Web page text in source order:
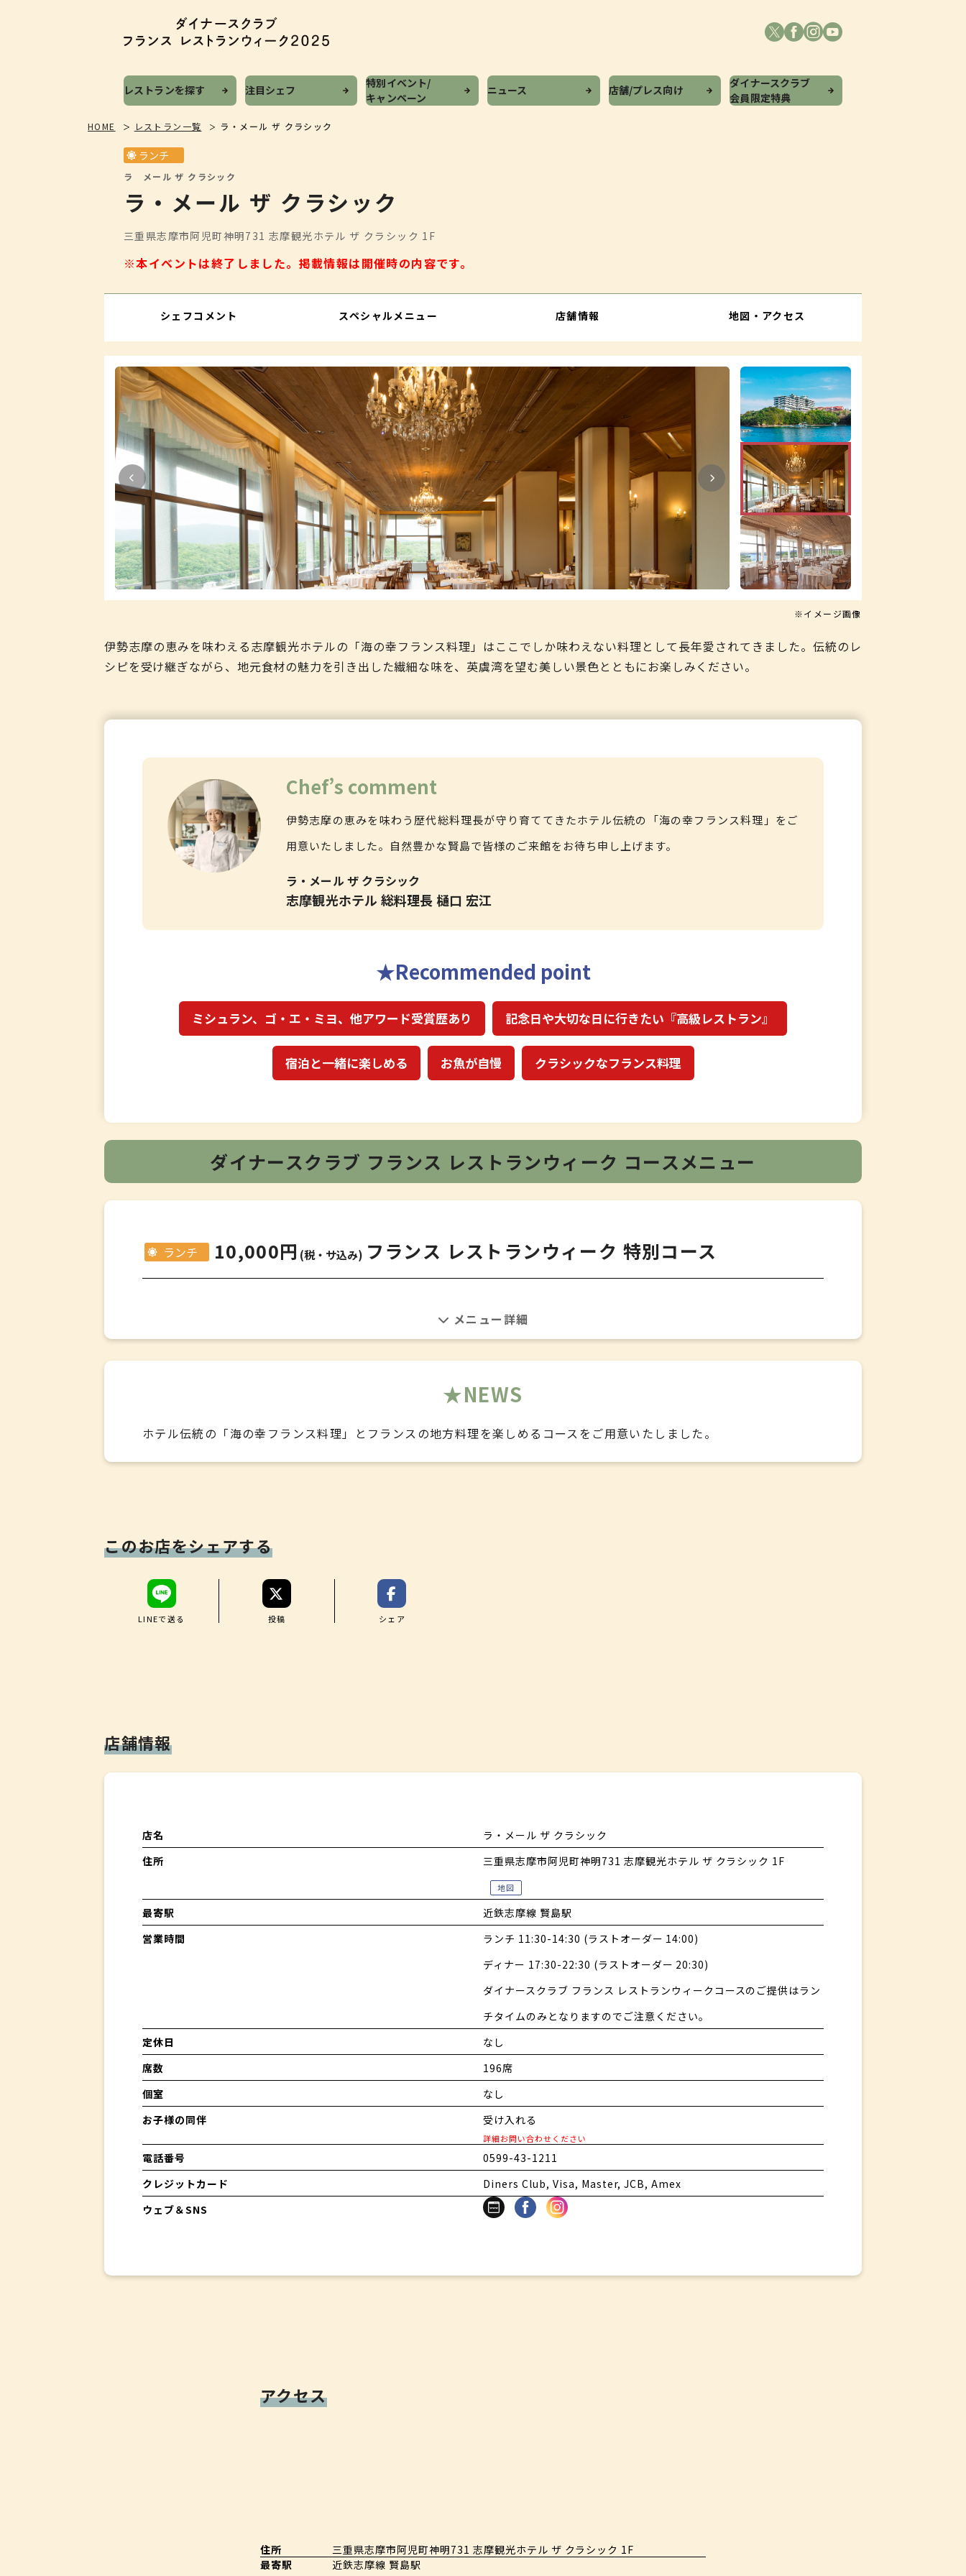
レストランを探す 注目シェフ
特別イベント/
キャンペーン
ニュース 店舗/プレス向け
ダイナースクラブ
会員限定特典
HOME レストラン一覧 ラ・メール ザ クラシック
ラ・メール ザ クラシック
ラ メール ザ クラシック
三重県志摩市阿児町神明731 志摩観光ホテル ザ クラシック 1F
※本イベントは終了しました。 掲載情報は開催時の内容です。
ランチ
シェフコメント スペシャルメニュー 店舗情報 地図・アクセス
※イメージ画像
伊勢志摩の恵みを味わえる志摩観光ホテルの「海の幸フランス料理」はここでしか味わえない料理として長年愛されてきました。伝統のレ
シピを受け継ぎながら、地元食材の魅力を引き出した繊細な味を、英虞湾を望む美しい景色とともにお楽しみください。
Chef’s comment
伊勢志摩の恵みを味わう歴代総料理長が守り育ててきたホテル伝統の「海の幸フランス料理」をご
用意いたしました。自然豊かな賢島で皆様のご来館をお待ち申し上げます。
ラ・メール ザ クラシック
志摩観光ホテル 総料理長 樋口 宏江
Recommended point
ミシュラン、ゴ・エ・ミヨ、他アワード受賞歴あり 記念日や大切な日に行きたい『高級レストラン』
宿泊と一緒に楽しめる お魚が自慢 クラシックなフランス料理
ダイナースクラブ フランス レストランウィーク コースメニュー
ランチ 10,000円 (税・サ込み) フランス レストランウィーク 特別コース
アミューズ ブーシュ
✤
海の幸 サラダ仕立て
✤
✤
松阪牛の煮込み ブルゴーニュ風
NEWS
ホテル伝統の「海の幸フランス料理」とフランスの地方料理を楽しめるコースをご用意いたしました。
このお店をシェアする
LINEで送る 投稿 シェア
店舗情報
店名
ラ・メール ザ クラシック
住所
三重県志摩市阿児町神明731 志摩観光ホテル ザ クラシック 1F
地図
最寄駅
近鉄志摩線 賢島駅
営業時間
ランチ 11:30-14:30 (ラストオーダー 14:00)
ディナー 17:30-22:30 (ラストオーダー 20:30)
ダイナースクラブ フランス レストランウィークコースのご提供はラン
チタイムのみとなりますのでご注意ください。
定休日
なし
席数
196席
個室
なし
お子様の同伴
受け入れる
詳細お問い合わせください
電話番号
0599-43-1211
クレジットカード
Diners Club, Visa, Master, JCB, Amex
ウェブ＆SNS
アクセス
住所
三重県志摩市阿児町神明731 志摩観光ホテル ザ クラシック 1F
最寄駅
近鉄志摩線 賢島駅